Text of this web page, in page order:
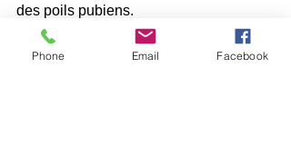
des poils pubiens.
MYORRAPHIE POSTERIEURE (syn. :
Post Anal Repair de Parks) : suture
Phone Email Facebook